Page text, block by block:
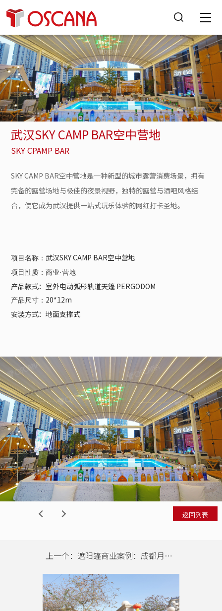
武汉SKY CAMP BAR空中营地
SKY CPAMP BAR
SKY CAMP BAR空中营地是一种新型的城市露营消费场景，拥有
完备的露营场地与极佳的夜景视野，独特的露营与酒吧风格结
合，使它成为武汉提供一站式玩乐体验的网红打卡圣地。
项目名称： 武汉SKY CAMP BAR空中营地
项目性质：商业·营地
产品款式：室外电动弧形轨道天篷 PERGODOM
产品尺寸： 20*12m
安装方式：地面支撑式
返回列表
上一个：遮阳篷商业案例：成都月圆霖休闲庄